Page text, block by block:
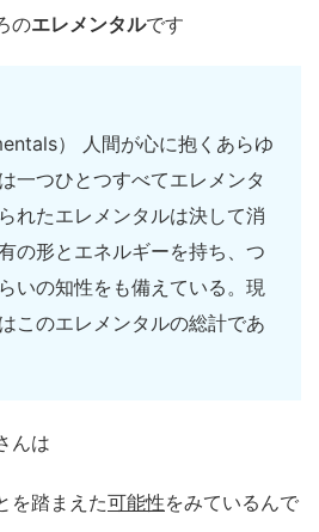
のエレメンタルです
） 人間が心に抱くあらゆ
一つひとつすべてエレメンタ
れたエレメンタルは決して消
の形とエネルギーを持ち、つ
いの知性をも備えている。現
このエレメンタルの総計であ
んは
を踏まえた可能性をみているんで